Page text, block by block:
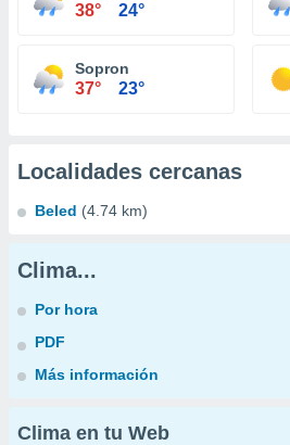
38° 24°
Sopron
37° 23°
Localidades cercanas
Beled (4.74 km)
Clima...
Por hora
PDF
Más información
Clima en tu Web